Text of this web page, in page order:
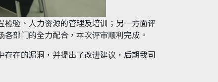
验、人力资源的管理及培训；另一方面评
部门的全力配合，本次评审顺利完成。
在的漏洞，并提出了改进建议，后期我司